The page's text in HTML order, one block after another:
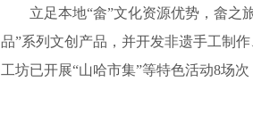
立足本地“畲”文化资源优势，畲之旅
品”系列文创产品，并开发非遗手工制
工坊已开展“山哈市集”等特色活动8场